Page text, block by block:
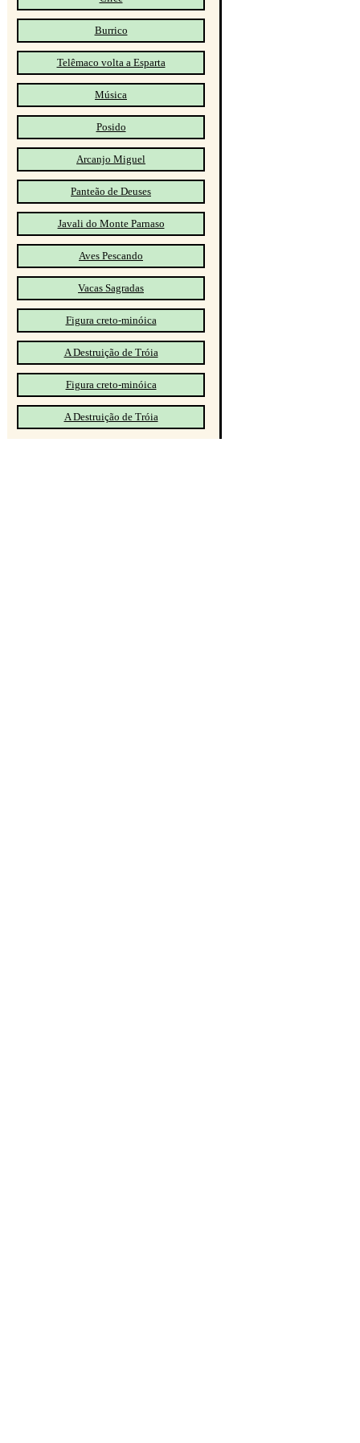
Burrico
Telêmaco volta a Esparta
Música
Posido
Arcanjo Miguel
Panteão de Deuses
Javali do Monte Parnaso
Aves Pescando
Vacas Sagradas
Figura creto-minóica
A Destruição de Tróia
Figura creto-minóica
A Destruição de Tróia